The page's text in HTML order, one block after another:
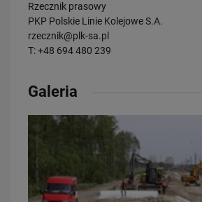
Rzecznik prasowy
PKP Polskie Linie Kolejowe S.A.
rzecznik@plk-sa.pl
T: +48 694 480 239
Galeria
23.07.2026
Wróci ruch pasażerski między Skierniewicami